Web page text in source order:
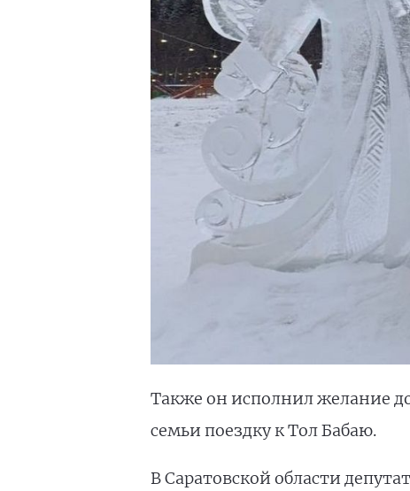
Также он исполнил желание
семьи поездку к Тол Бабаю.
В Саратовской области